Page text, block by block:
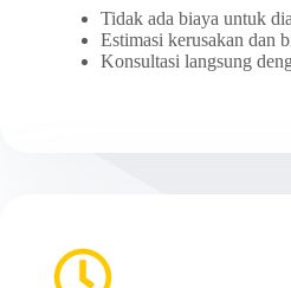
Tidak ada biaya untuk
Estimasi kerusakan dan
Konsultasi langsung